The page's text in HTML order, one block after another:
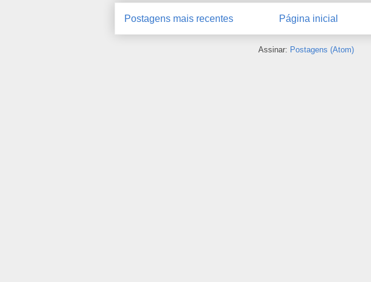
Postagens mais recentes Página inicial
Assinar: Postagens (Atom)